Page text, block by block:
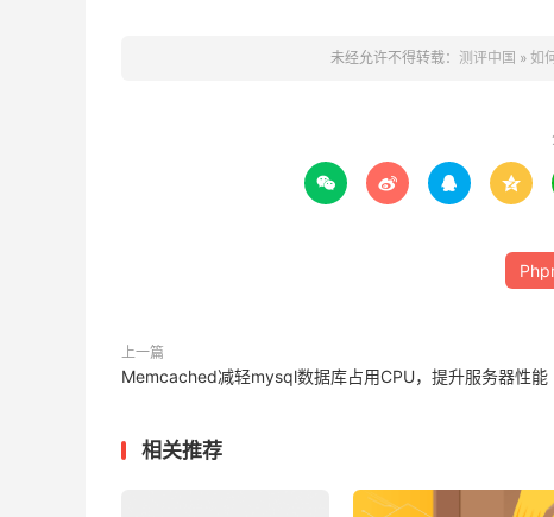
未经允许不得转载： 测评中国 » 如
   
上一篇
Memcached减轻mysql数据库占用CPU，提升服务器性能
相关推荐